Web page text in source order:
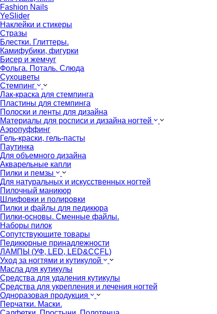
Fashion Nails
YeSlider
Наклейки и стикеры
Стразы
Блестки. Глиттеры.
Камифубики, фигурки
Бисер и жемчуг
Фольга. Поталь. Слюда
Сухоцветы
Стемпинг
Лак-краска для стемпинга
Пластины для стемпинга
Полоски и ленты для дизайна
Материалы для росписи и дизайна ногтей
Аэропуффинг
Гель-краски, гель-пасты
Паутинка
Для объемного дизайна
Акварельные капли
Пилки и пемзы
Для натуральных и искусственных ногтей
Пилочный маникюр
Шлифовки и полировки
Пилки и файлы для педикюра
Пилки-основы. Сменные файлы.
Наборы пилок
Сопутствующите товары
Педикюрные принадлежности
ЛАМПЫ (УФ, LED, LED&CCFL)
Уход за ногтями и кутикулой
Масла для кутикулы
Средства для удаления кутикулы
Средства для укрепления и лечения ногтей
Одноразовая продукция
Перчатки. Маски.